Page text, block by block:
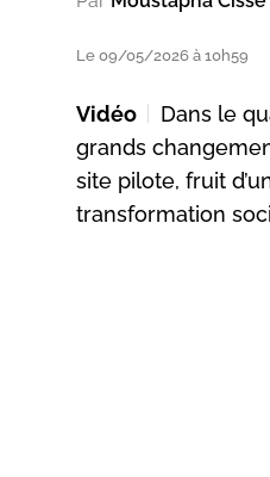
Le 09/05/2026 à 10h59
Vidéo
Dans le
grands
site pilote, fruit
transformation